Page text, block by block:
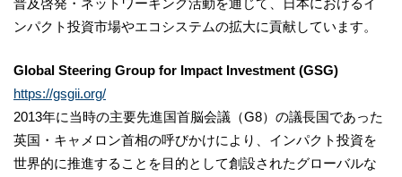
普及啓発・ネットワーキング活動を通じて、日本におけるイ
ンパクト投資市場やエコシステムの拡大に貢献しています。
Global Steering Group for Impact Investment (GSG)
https://gsgii.org/
2013年に当時の主要先進国首脳会議（G8）の議長国であった
英国・キャメロン首相の呼びかけにより、インパクト投資を
世界的に推進することを目的として創設されたグローバルな